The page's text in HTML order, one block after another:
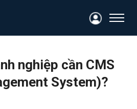
nghiệp cần CMS
System)?